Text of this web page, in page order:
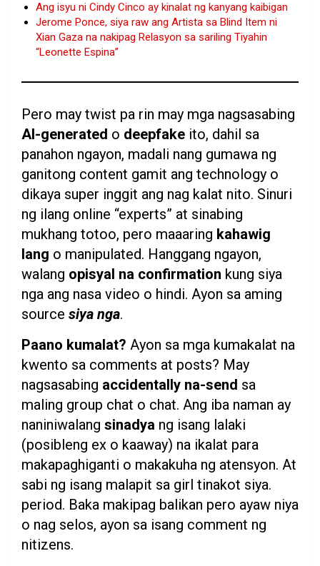
Ang isyu ni Cindy Cinco ay kinalat ng kanyang kaibigan
Jerome Ponce, siya raw ang Artista sa Blind Item ni
Xian Gaza na nakipag Relasyon sa sariling Tiyahin
“Leonette Espina”
Pero may twist pa rin may mga nagsasabing
AI-generated o deepfake ito, dahil sa
panahon ngayon, madali nang gumawa ng
ganitong content gamit ang technology o
dikaya super inggit ang nag kalat nito. Sinuri
ng ilang online “experts” at sinabing
mukhang totoo, pero maaaring kahawig
lang o manipulated. Hanggang ngayon,
walang opisyal na confirmation kung siya
nga ang nasa video o hindi. Ayon sa aming
source siya nga.
Paano kumalat? Ayon sa mga kumakalat na
kwento sa comments at posts? May
nagsasabing accidentally na-send sa
maling group chat o chat. Ang iba naman ay
naniniwalang sinadya ng isang lalaki
(posibleng ex o kaaway) na ikalat para
makapaghiganti o makakuha ng atensyon. At
sabi ng isang malapit sa girl tinakot siya.
period. Baka makipag balikan pero ayaw niya
o nag selos, ayon sa isang comment ng
nitizens.